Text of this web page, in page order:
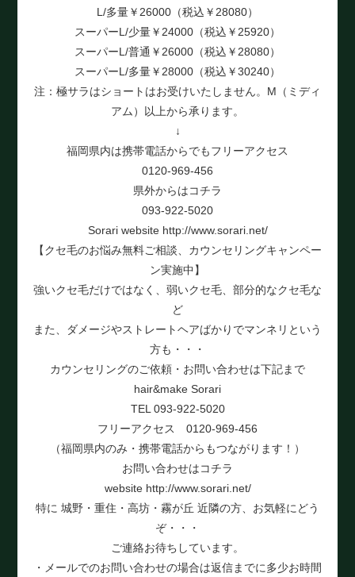
L/多量￥26000（税込￥28080）
スーパーL/少量￥24000（税込￥25920）
スーパーL/普通￥26000（税込￥28080）
スーパーL/多量￥28000（税込￥30240）
注：極サラはショートはお受けいたしません。M（ミディ
アム）以上から承ります。
↓
福岡県内は携帯電話からでもフリーアクセス
0120-969-456
県外からはコチラ
093-922-5020
Sorari website http://www.sorari.net/
【クセ毛のお悩み無料ご相談、カウンセリングキャンペー
ン実施中】
強いクセ毛だけではなく、弱いクセ毛、部分的なクセ毛な
ど
また、ダメージやストレートヘアばかりでマンネリという
方も・・・
カウンセリングのご依頼・お問い合わせは下記まで
hair&make Sorari
TEL 093-922-5020
フリーアクセス 0120-969-456
（福岡県内のみ・携帯電話からもつながります！）
お問い合わせはコチラ
website http://www.sorari.net/
特に 城野・重住・高坊・霧が丘 近隣の方、お気軽にどう
ぞ・・・
ご連絡お待ちしています。
・メールでのお問い合わせの場合は返信までに多少お時間